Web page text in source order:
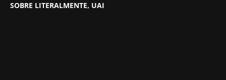
SOBRE LITERALMENTE, UAI